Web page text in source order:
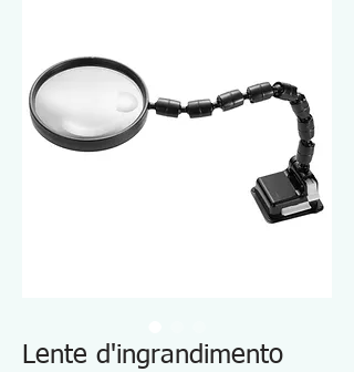
Lente d'ingrandimento